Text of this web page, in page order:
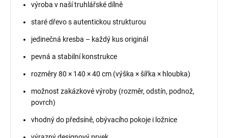
výroba v naší truhlářské dílně
staré dřevo s autentickou strukturou
jedinečná kresba – každý kus originál
pevná a stabilní konstrukce
rozměry 80 × 140 × 40 cm (výška × šířka × hloubka)
možnost zakázkové výroby (rozměr, odstín, podnož,
povrch)
vhodný do předsíně, obývacího pokoje i ložnice